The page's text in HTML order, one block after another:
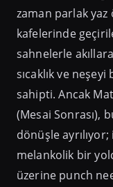
zaman parlak yaz
kafelerinde
sahnelerle
sıcaklık ve
sahipti. Ancak
(Mesai Sonrası),
dönüşle
melankolik bir
üzerine punch